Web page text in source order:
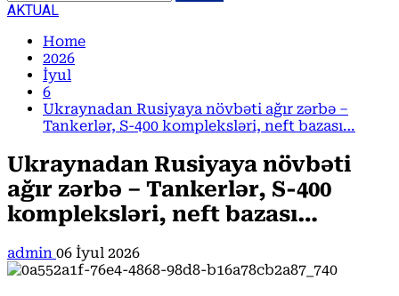
AKTUAL
Home
2026
İyul
6
Ukraynadan Rusiyaya növbəti ağır zərbə –
Tankerlər, S-400 kompleksləri, neft bazası…
Ukraynadan Rusiyaya növbəti
ağır zərbə – Tankerlər, S-400
kompleksləri, neft bazası…
admin 06 İyul 2026